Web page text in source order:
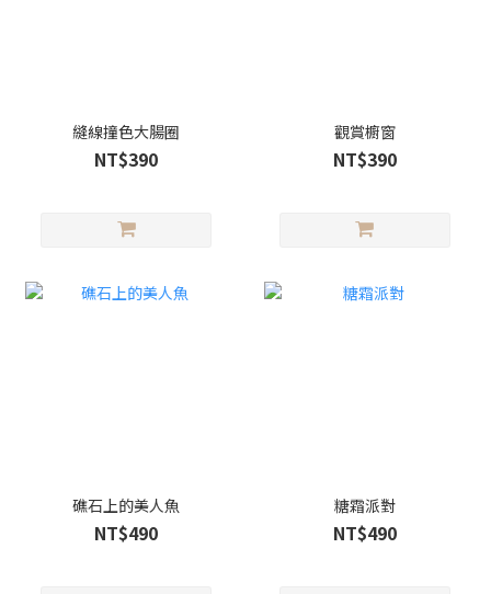
縫線撞色大腸圈
NT$390
觀賞櫥窗
NT$390
礁石上的美人魚
NT$490
糖霜派對
NT$490